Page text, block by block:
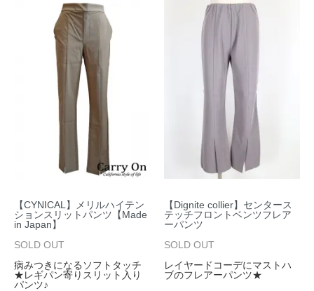
【CYNICAL】メリルハイテン
ションスリットパンツ【Made
in Japan】
SOLD OUT
病みつきになるソフトタッチ
★レギパン寄りスリット入り
パンツ♪
【Dignite collier】センタース
テッチフロントベンツフレア
ーパンツ
SOLD OUT
レイヤードコーデにマストハ
ブのフレアーパンツ★